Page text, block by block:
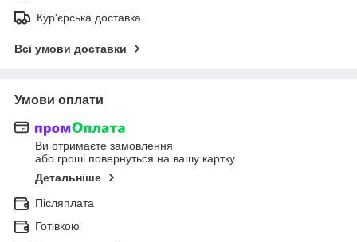
Кур'єрська доставка
Всі умови доставки
Умови оплати
Ви отримаєте замовлення
або гроші повернуться на вашу картку
Детальніше
Післяплата
Готівкою